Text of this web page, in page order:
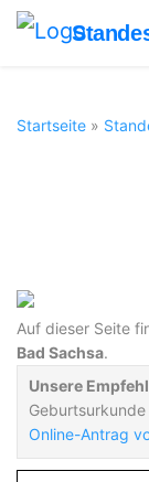
Startseite »
Auf dieser Seite
Bad Sachsa.
Unsere
Online-Antrag